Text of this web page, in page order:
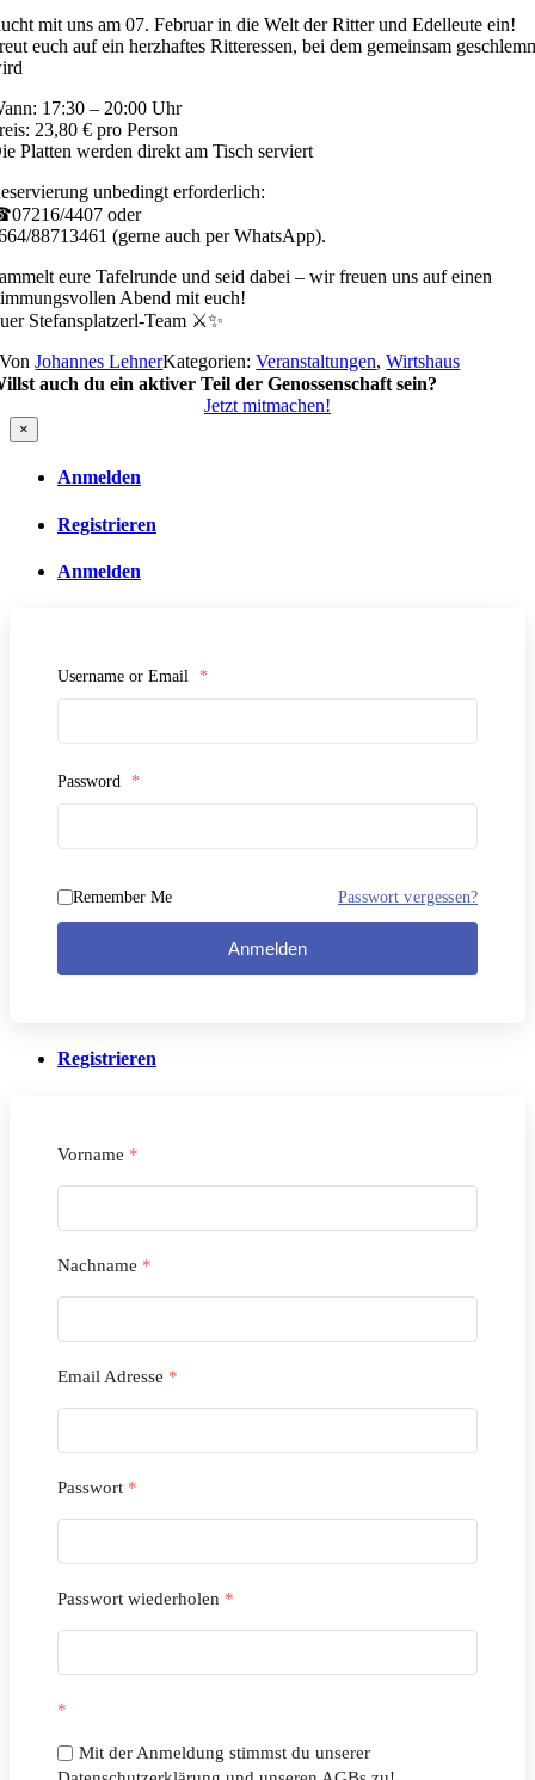
mit uns am 07. Februar in die Welt der Ritter und Edelleute ein!
euch auf ein herzhaftes Ritteressen, bei dem gemeinsam
17:30 – 20:00 Uhr
23,80 € pro Person
Platten werden direkt am Tisch serviert
unbedingt erforderlich:
4407 oder
88713461 (gerne auch per WhatsApp).
eure Tafelrunde und seid dabei – wir freuen uns auf einen
Abend mit euch!
Stefansplatzerl-Team ⚔️✨
VonJohannes LehnerKategorien:Veranstaltungen,Wirtshaus
auch du ein aktiver Teil der Genossenschaft sein?
Jetzt mitmachen!
×
Anmelden
Registrieren
Anmelden
Username or Email *
Password *
Remember Me Passwort vergessen?
Anmelden
Registrieren
Vorname *
Nachname *
Email Adresse *
Passwort *
Passwort wiederholen *
*
Mit der Anmeldung stimmst du unserer